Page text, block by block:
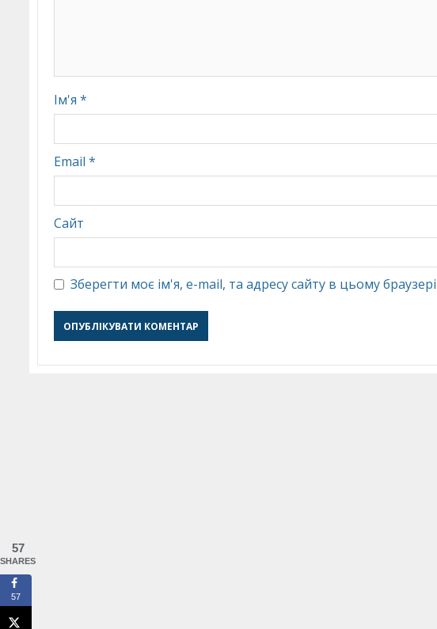
Ім'я *
Email *
Сайт
Зберегти моє ім'я, e-mail, та адресу сайту в цьому
57
SHARES
57